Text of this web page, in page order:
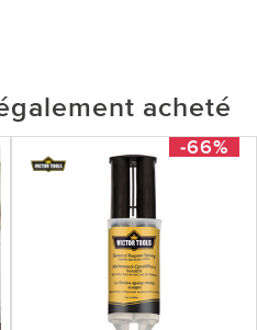
acheté
-66%